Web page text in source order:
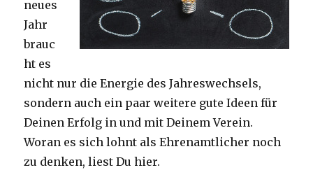
neues
Jahr
brauc
ht es
nicht nur die Energie des Jahreswechsels,
sondern auch ein paar weitere gute Ideen für
Deinen Erfolg in und mit Deinem Verein.
Woran es sich lohnt als Ehrenamtlicher noch
zu denken, liest Du hier.